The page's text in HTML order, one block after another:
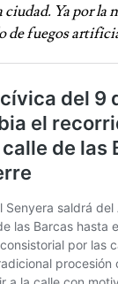
ciudad. Ya por la
de fuegos